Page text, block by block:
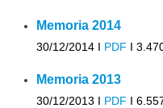
Memoria 2014
30/12/2014 I PDF I
Memoria 2013
30/12/2013 I PDF I